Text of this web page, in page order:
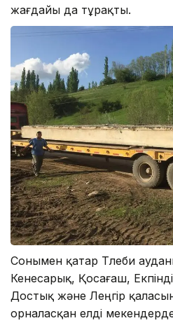
жағдайы да тұрақты.
Сонымен қатар Төлеби
Кенесарық, Қосағаш, Екпінді,
Достық және Леңгір
орналасқан елді